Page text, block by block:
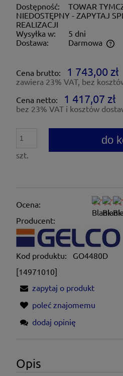
Dostępność:
TOWAR
NIEDOSTĘPNY - ZAPYTAJ
REALIZACJI
Wysyłka w:
5 dni
Dostawa:
Darmowa
Cena nie zawiera ewentualnych
Cena brutto:
1 743,00 zł
zawiera 23% VAT, bez
Cena netto:
1 417,07 zł
bez 23% VAT i kosztów
szt.
do
Ocena:
Producent:
Kod produktu:
GO4480D
[14971010]
zapytaj o produkt
poleć znajomemu
dodaj opinię
Opis